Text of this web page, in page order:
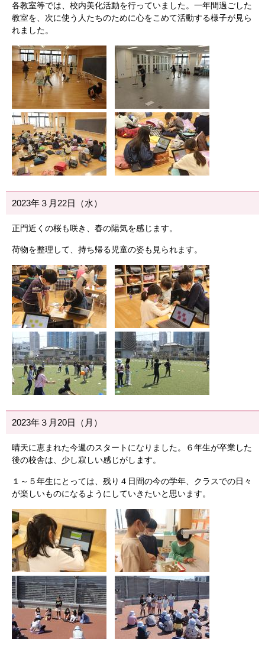
各教室等では、校内美化活動を行っていました。一年間過ごした
教室を、次に使う人たちのために心をこめて活動する様子が見ら
れました。
2023年３月22日（水）
正門近くの桜も咲き、春の陽気を感じます。
荷物を整理して、持ち帰る児童の姿も見られます。
2023年３月20日（月）
晴天に恵まれた今週のスタートになりました。６年生が卒業した
後の校舎は、少し寂しい感じがします。
１～５年生にとっては、残り４日間の今の学年、クラスでの日々
が楽しいものになるようにしていきたいと思います。